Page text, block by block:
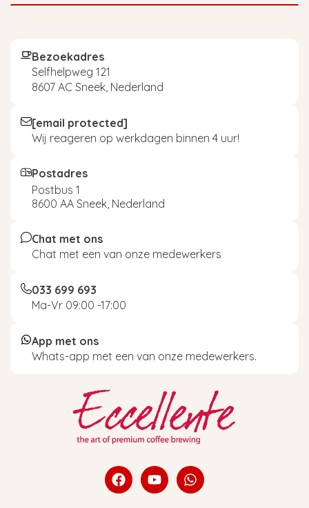
Bezoekadres
Selfhelpweg 121
8607 AC Sneek, Nederland
[email protected]
Wij reageren op werkdagen binnen 4 uur!
Postadres
Postbus 1
8600 AA Sneek, Nederland
Chat met ons
Chat met een van onze medewerkers
033 699 693
Ma-Vr 09:00 -17:00
App met ons
Whats-app met een van onze medewerkers.